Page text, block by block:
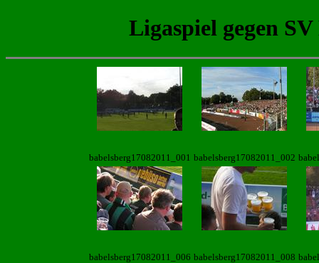
Ligaspiel gegen
babelsberg17082011_001 babelsberg17082011_002
babelsberg17082011_006 babelsberg17082011_008